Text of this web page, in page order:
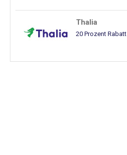
Thalia
20 Prozent Rabatt